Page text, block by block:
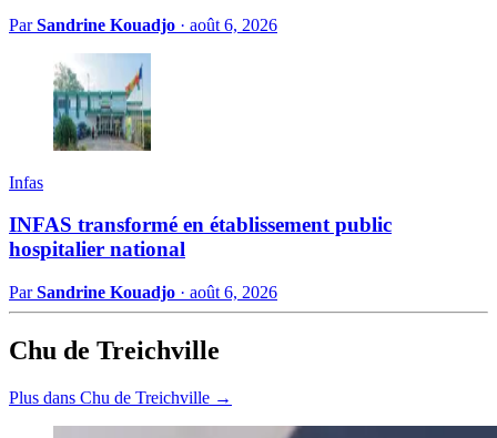
ParSandrine Kouadjo · août 6, 2026
Infas
INFAS transformé en établissement public
hospitalier national
ParSandrine Kouadjo · août 6, 2026
Chu de Treichville
Plus dans Chu de Treichville →